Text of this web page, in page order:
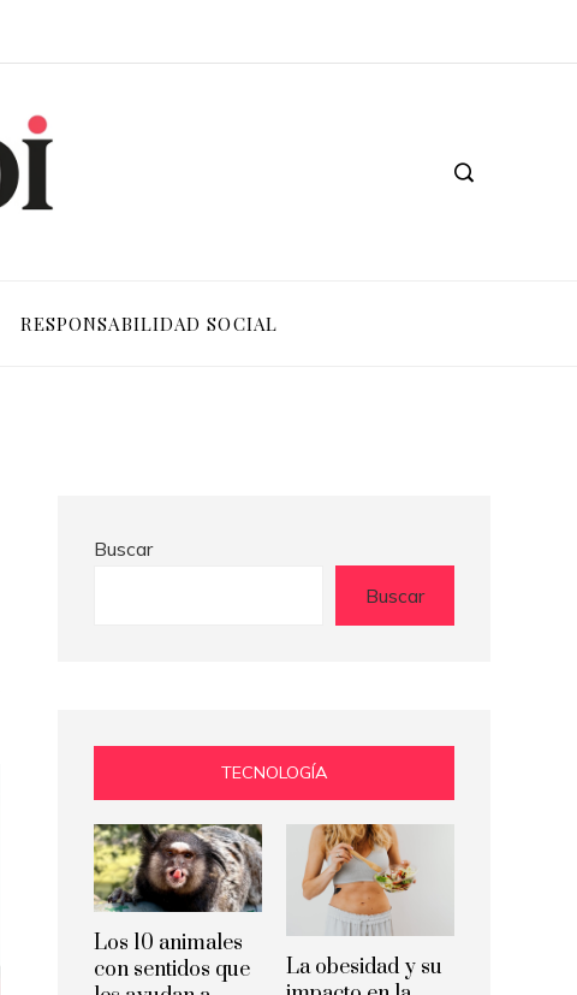
RESPONSABILIDAD SOCIAL
Buscar
Buscar
TECNOLOGÍA
Los 10 animales
con sentidos que
La obesidad y su